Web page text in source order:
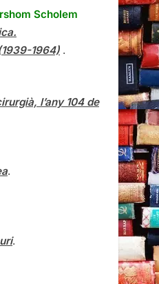
Scholem
1964) .
l’any 104 de
.
.